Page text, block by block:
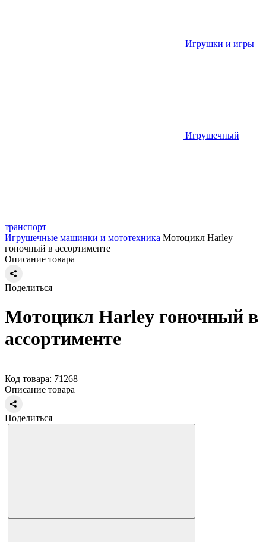
Игрушки и игры
Игрушечный
транспорт
Игрушечные машинки и мототехника Мотоцикл Harley
гоночный в ассортименте
Описание товара
Поделиться
Мотоцикл Harley гоночный в
ассортименте
Код товара: 71268
Описание товара
Поделиться